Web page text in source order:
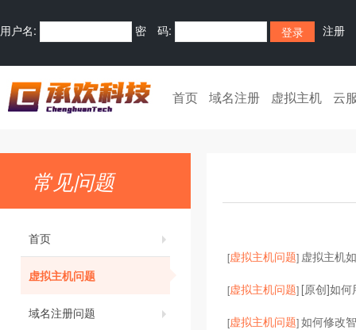
用户名: 密 码: 注册
首页 域名注册 虚拟主机 云
常见问题
首页
虚拟主机问题
域名注册问题
[虚拟主机问题] 虚拟主机
[虚拟主机问题] [原创]如
[虚拟主机问题]如何修改